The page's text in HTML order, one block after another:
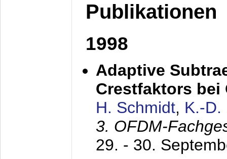
Publikationen
1998
Adaptive
Crestfaktors bei
H. Schmidt, K.-D.
3. OFDM-
29. - 30.